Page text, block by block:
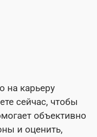
на карьеру
сейчас, чтобы
объективно
и оценить,